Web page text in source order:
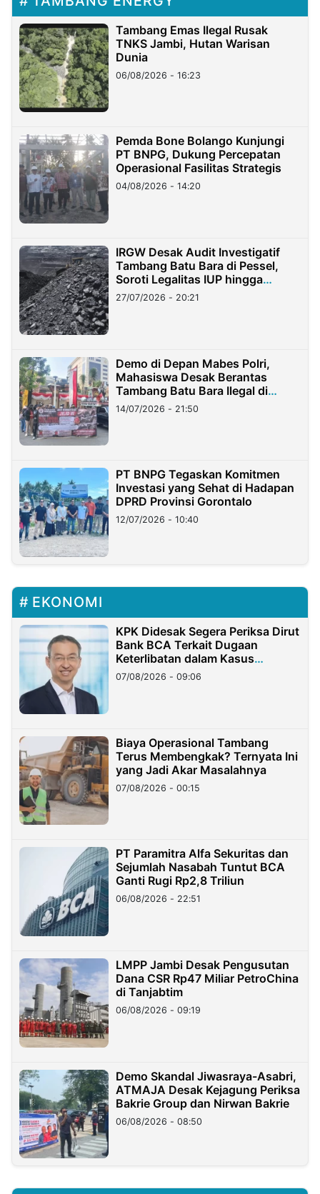
Tambang Emas Ilegal Rusak
TNKS Jambi, Hutan Warisan
Dunia
06/08/2026 - 16:23
Pemda Bone Bolango Kunjungi
PT BNPG, Dukung Percepatan
Operasional Fasilitas Strategis
04/08/2026 - 14:20
IRGW Desak Audit Investigatif
Tambang Batu Bara di Pessel,
Soroti Legalitas IUP hingga
Stockpile
27/07/2026 - 20:21
Demo di Depan Mabes Polri,
Mahasiswa Desak Berantas
Tambang Batu Bara Ilegal di
Lampung
14/07/2026 - 21:50
PT BNPG Tegaskan Komitmen
Investasi yang Sehat di Hadapan
DPRD Provinsi Gorontalo
12/07/2026 - 10:40
EKONOMI
KPK Didesak Segera Periksa Dirut
Bank BCA Terkait Dugaan
Keterlibatan dalam Kasus
Hilangnya Dana Nasabah Rp2,58
Miliar
07/08/2026 - 09:06
Biaya Operasional Tambang
Terus Membengkak? Ternyata Ini
yang Jadi Akar Masalahnya
07/08/2026 - 00:15
PT Paramitra Alfa Sekuritas dan
Sejumlah Nasabah Tuntut BCA
Ganti Rugi Rp2,8 Triliun
06/08/2026 - 22:51
LMPP Jambi Desak Pengusutan
Dana CSR Rp47 Miliar PetroChina
di Tanjabtim
06/08/2026 - 09:19
Demo Skandal Jiwasraya-Asabri,
ATMAJA Desak Kejagung Periksa
Bakrie Group dan Nirwan Bakrie
06/08/2026 - 08:50